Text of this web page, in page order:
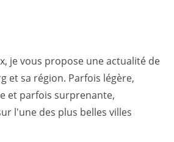
je vous propose une actualité de
et sa région. Parfois légère,
et parfois surprenante,
l'une des plus belles villes